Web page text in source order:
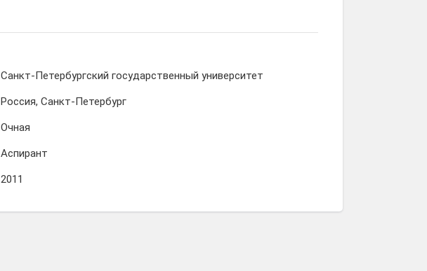
Санкт-Петербургский государственный университет
Россия, Санкт-Петербург
Очная
Аспирант
2011